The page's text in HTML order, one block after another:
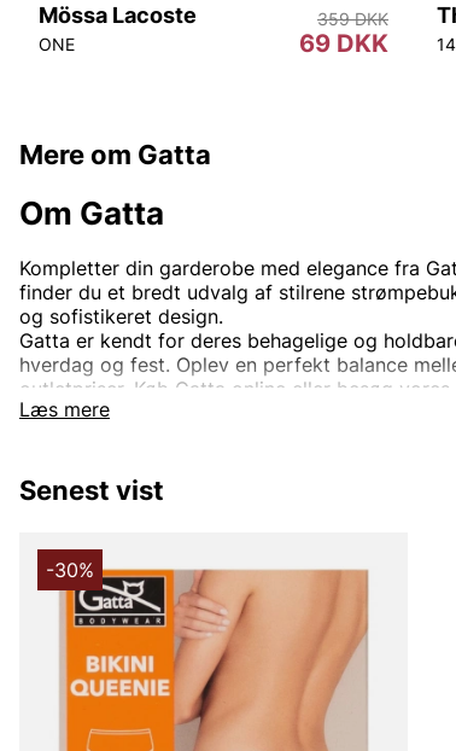
Mössa Lacoste
ONE 69 DKK
359 DKK
Mere om Gatta
Læs mere
Om Gatta
Kompletter din garderobe med elegance fra
finder du et bredt udvalg af stilrene
og sofistikeret design.
Gatta er kendt for deres behagelige og
hverdag og fest. Oplev en perfekt balance
outletpriser. Køb Gatta online eller besøg
Senest vist
-30%